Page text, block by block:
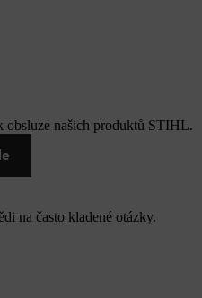
obsluze našich produktů STIHL.
na často kladené otázky.